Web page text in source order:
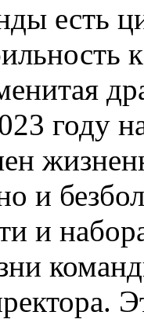
есть
году
и
и